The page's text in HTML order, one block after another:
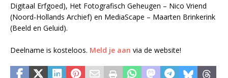
Digitaal Erfgoed), Het Fotografisch Geheugen – Nico Vriend
(Noord-Hollands Archief) en MediaScape – Maarten Brinkerink
(Beeld en Geluid).
Deelname is kosteloos. Meld je aan via de website!